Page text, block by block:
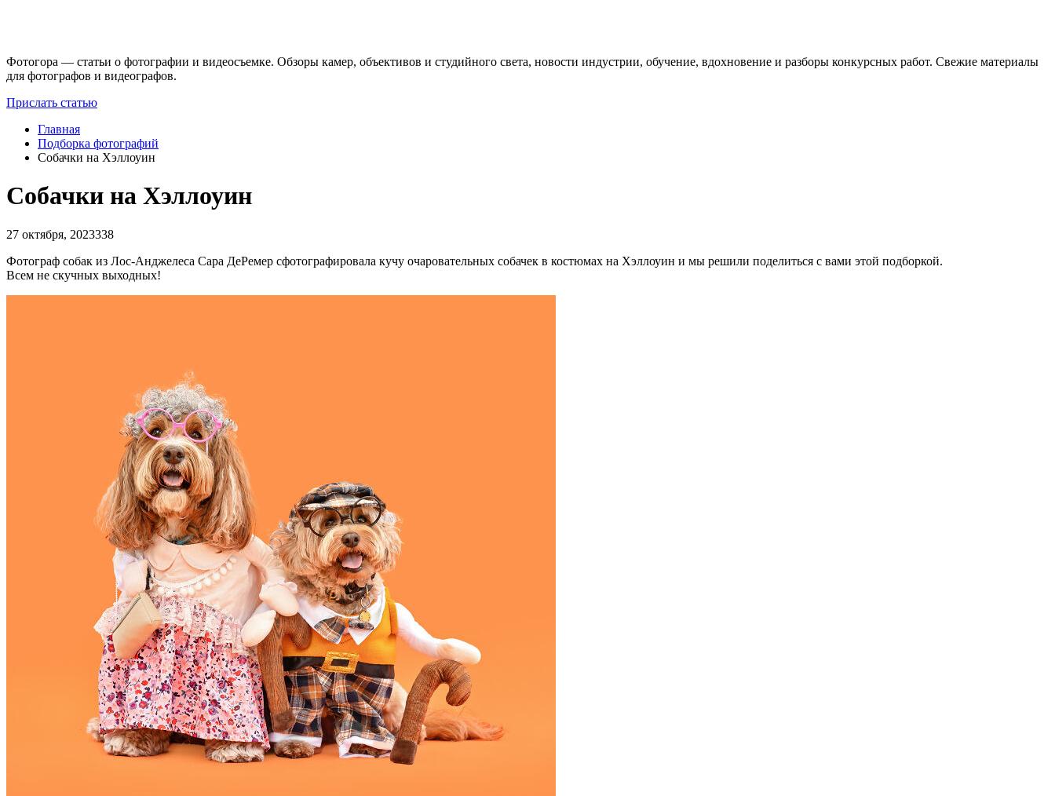
Фотогора — статьи о фотографии и видеосъемке. Обзоры камер, объективов и студийного света, новости индустрии, обучение, вдохновение и разборы конкурсных работ. Свежие материалы
для фотографов и видеографов.
Прислать статью
Главная
Подборка фотографий
Собачки на Хэллоуин
Собачки на Хэллоуин
27 октября, 2023338
Фотограф собак из Лос-Анджелеса Сара ДеРемер сфотографировала кучу очаровательных собачек в костюмах на Хэллоуин и мы решили поделиться с вами этой подборкой.
Всем не скучных выходных!